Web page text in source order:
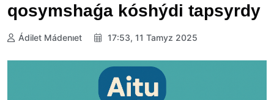
qosymshaǵa kóshýdi tapsyrdy
Ádilet Mádenıet 17:53, 11 Tamyz 2025